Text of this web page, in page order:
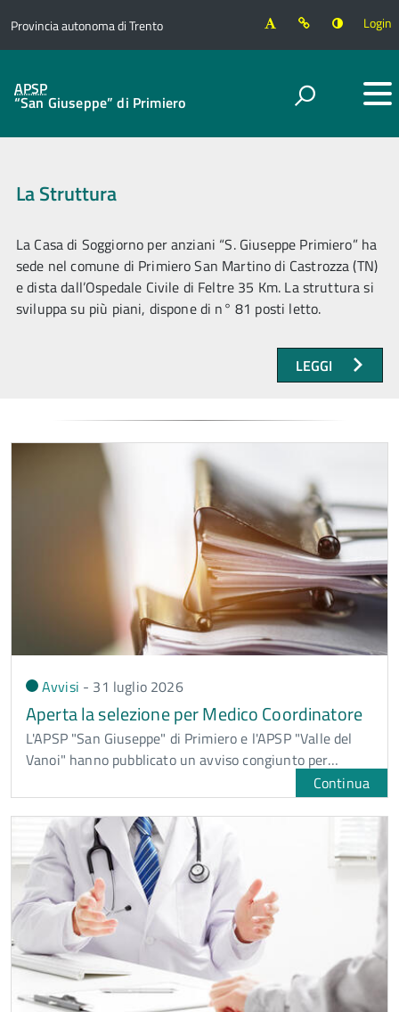
Provincia autonoma di Trento Login
APSP
“San Giuseppe” di Primiero
La Struttura
La Casa di Soggiorno per anziani “S. Giuseppe Primiero” ha
sede nel comune di Primiero San Martino di Castrozza (TN)
e dista dall’Ospedale Civile di Feltre 35 Km. La struttura si
sviluppa su più piani, dispone di n° 81 posti letto.
LEGGI
Avvisi - 31 luglio 2026
Aperta la selezione per Medico Coordinatore
L'APSP "San Giuseppe" di Primiero e l'APSP "Valle del
Vanoi" hanno pubblicato un avviso congiunto per…
Continua